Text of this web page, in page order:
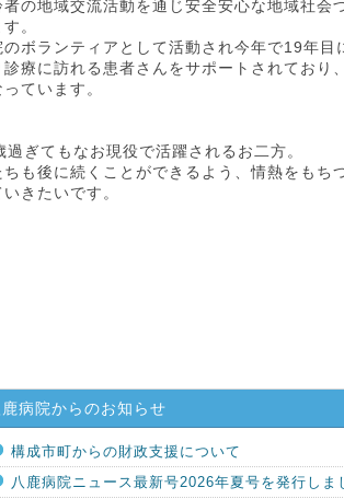
者の地域交流活動を通じ安全安心な地域社会
。
のボランティアとして活動され今年で19年目
診療に訪れる患者さんをサポートされており
っています。
過ぎてもなお現役で活躍されるお二方。
ちも後に続くことができるよう、情熱をもち
きたいです。
鹿病院からのお知らせ
構成市町からの財政支援について
八鹿病院ニュース最新号2026年夏号を発行しま